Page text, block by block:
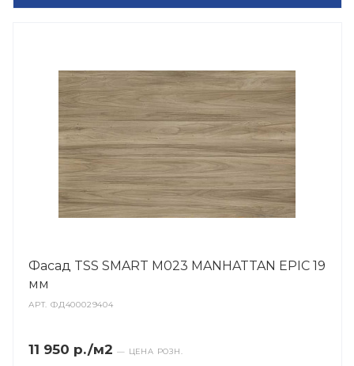
Фасад TSS SMART M023 MANHATTAN EPIC 19
мм
АРТ.ФД400029404
11 950 р./м2 — ЦЕНА РОЗН.